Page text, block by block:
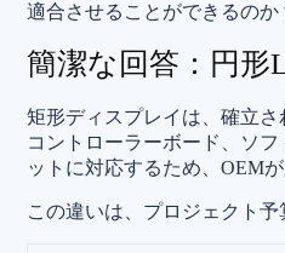
適合させることができるのか
簡潔な回答：円
矩形ディスプレイは、確立
コントローラーボード、ソ
ットに対応するため、OEM
この違いは、プロジェクト